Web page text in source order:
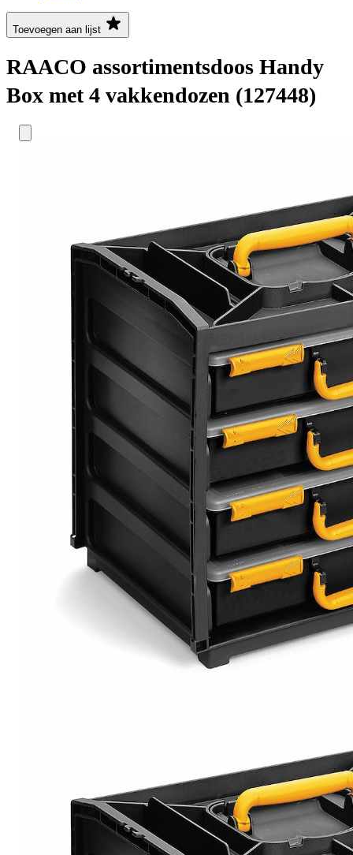
Toevoegen aan lijst
RAACO assortimentsdoos Handy
Box met 4 vakkendozen (127448)